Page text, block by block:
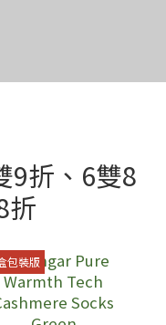
9折、6雙8
折
包裝版